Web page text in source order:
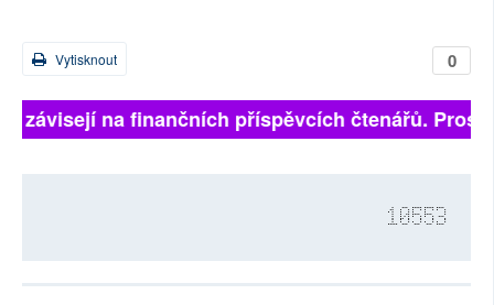
0
Vytisknout
závisejí na finančních příspěvcích čtenářů.
10553